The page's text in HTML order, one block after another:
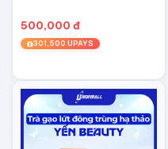
500,000 đ
301,500 UPAYS